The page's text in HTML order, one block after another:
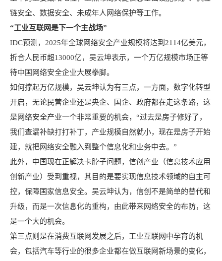
链安全、数据安全、未成年人网络保护等工作。
“工业互联网是下一个主战场”
IDC预测，2025年全球网络安全产业规模将达到2114亿美元，
折合人民币超13000亿，吴云坤表示，一个万亿规模市场正等
待中国网络安全企业大展拳脚。
如何撑起万亿规模，吴云坤认为有三点，一方面，数字化转型
开启，无论民营企业还是央企、国企、政府都在走这条路，这
是网络安全产业一个非常重要的机会，“过去是房子修好了，
我们查漏补缺打打补丁，产业规模自然就小，现在是房子开始
建，就把网络安全融入到整个信息化和业务中去。”
此外，中国现在正解决卡脖子问题，信创产业（信息技术应用
创新产业）受到重视，其目的是要实现信息技术领域的自主可
控，保障国家信息安全。吴云坤认为，信创不是简单的替代和
升级，而是一次信息化的重构，由此带来网络安全的布防，这
是一个大的机会。
第三点则是在消费互联网发展之后，工业互联网中孕育的机
会，包括汽车等行业的很多企业都在做互联网新场景的变化，